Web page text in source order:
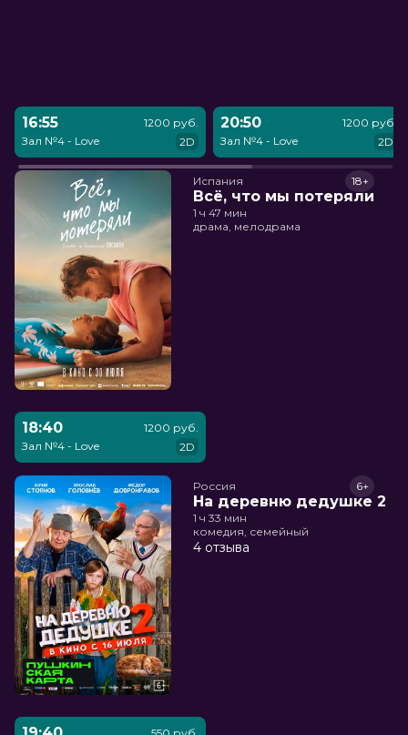
16:55
Зал №4 - Love
1200 руб.
2D
20:50
Зал №4 - Love
1200 руб.
2D
Испания
Всё, что мы потеряли
18+
1 ч 47 мин
драма, мелодрама
18:40
Зал №4 - Love
1200 руб.
2D
Россия
На деревню дедушке 2
6+
1 ч 33 мин
комедия, семейный
4 отзыва
550 руб.